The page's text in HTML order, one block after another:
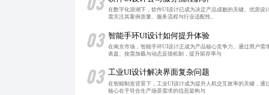
在数字化浪潮下，软件UI设计已成为决定产品成败的关键。优质
需关注其案例质量、服务流程与行业适配性。
03 智能手环UI设计如何提升体验
在南京市场，智能手环UI设计正成为产品核心竞争力。通过用户
表盘、按需加载与动态反馈机制，提升留存率与
03 工业UI设计解决界面复杂问题
在智能制造背景下，工业UI设计成为提升人机交互效率的关键，通
核心在于符合生产场景需求的信息架构与